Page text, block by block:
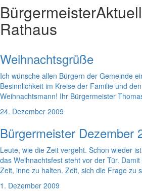
Bürgermeister
Rathaus
Weihnachtsgrüße
Ich wünsche allen Bürgern der Gemeinde
Besinnlichkeit im Kreise der Familie und
Weihnachtsmann! Ihr Bürgermeister
24. Dezember 2009
Bürgermeister Dezember
Leute, wie die Zeit vergeht. Schon wieder
das Weihnachtsfest steht vor der Tür.
Zeit, inne zu halten. Zeit, sich die Frage zu
1. Dezember 2009